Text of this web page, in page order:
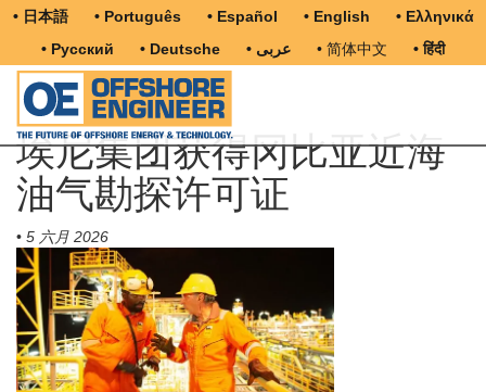
• 日本語 • Português • Español • English
• Ελληνικά
• Русский
• Deutsche • عربى • 简体中文 • हिंदी
埃尼集团获得冈比亚近海
油气勘探许可证
• 5 六月 2026